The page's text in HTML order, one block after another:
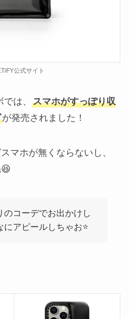
公式サイト
は、 スマホがすっぽり収
が発売されました！
マホが無くならないし、
のコーデでお出かけし
にアピールしちゃお⭐